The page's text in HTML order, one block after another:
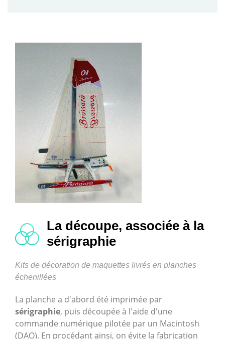
La découpe, associée à la
sérigraphie
Kits de décoration de maquettes livrés en planches
échenillées
La planche a d'abord été imprimée par
sérigraphie, puis découpée à l'aide d'une
commande numérique pilotée par un Macintosh
(DAO). En procédant ainsi, on évite la fabrication